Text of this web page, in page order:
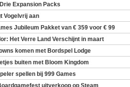
Expansion Packs
Vogelvrij aan
Jubileum Pakket van € 359 voor € 99
Het Verre Land Verschijnt in maart
komen met Bordspel Lodge
buiten met Bloom Kingdom
spellen bij 999 Games
uitverkoop op Steam